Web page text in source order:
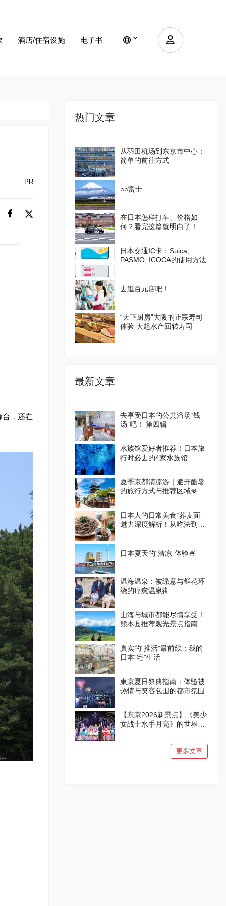
酒店/住宿设施 电子书
PR
台，还在
热门文章
从羽田机场到东京市中心：
简单的前往方式
○○富士
在日本怎样打车、价格如
何？看完这篇就明白了！
日本交通IC卡：Suica,
PASMO, ICOCA的使用方法
去逛百元店吧！
“天下厨房”大阪的正宗寿司
体验 大起水产回转寿司
最新文章
去享受日本的公共浴场“钱
汤”吧！ 第四辑
水族馆爱好者推荐！日本旅
行时必去的4家水族馆
夏季京都清凉游｜避开酷暑
的旅行方式与推荐区域🪭
日本人的日常美食“荞麦面”
魅力深度解析！从吃法到体
日本夏天的“清凉”体验🍧
温海温泉：被绿意与鲜花环
绕的疗愈温泉街
山海与城市都能尽情享受！
熊本县推荐观光景点指南
真实的“推活”最前线：我的
日本“宅”生活
東京夏日祭典指南：体验被
热情与笑容包围的都市氛围
【东京2026新景点】《美少
女战士水手月亮》的世界在
更多文章